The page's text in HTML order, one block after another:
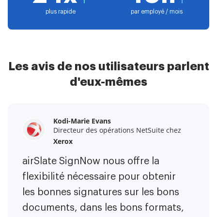
plus rapide par employé / mois
Les avis de nos utilisateurs parlent
d'eux-mêmes
Kodi-Marie Evans
Directeur des opérations NetSuite chez
Xerox
airSlate SignNow nous offre la
flexibilité nécessaire pour obtenir
les bonnes signatures sur les bons
documents, dans les bons formats,
Samantha Jo
Partenaire Entreprise Client chezYelp
airSlate SignNow m'a facilité la vie.
C'est énorme de pouvoir signer des
contrats en déplacement ! Il est
désormais moins stressant de faire
Megan Bond
Gestion du marketing numérique chez
Electrolux
Ce logiciel a ajouté de la valeur à
notre entreprise. J'ai éliminé les
tâches répétitives. Je peux créer
des formulaires web natifs mobiles.